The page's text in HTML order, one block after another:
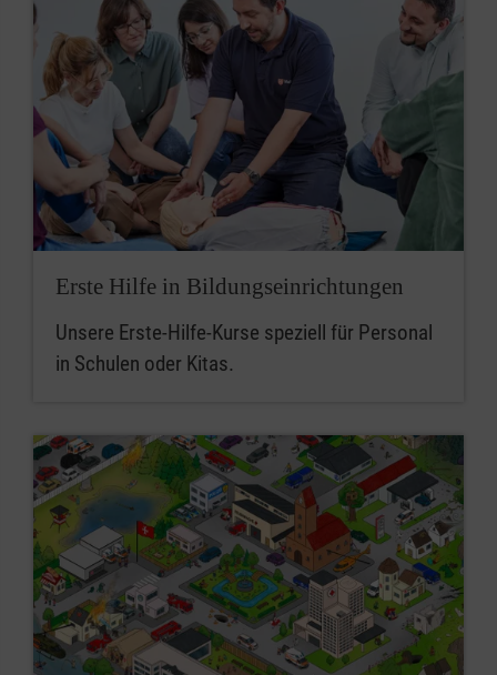
Erste Hilfe in Bildungseinrichtungen
Unsere Erste-Hilfe-Kurse speziell für Personal
in Schulen oder Kitas.